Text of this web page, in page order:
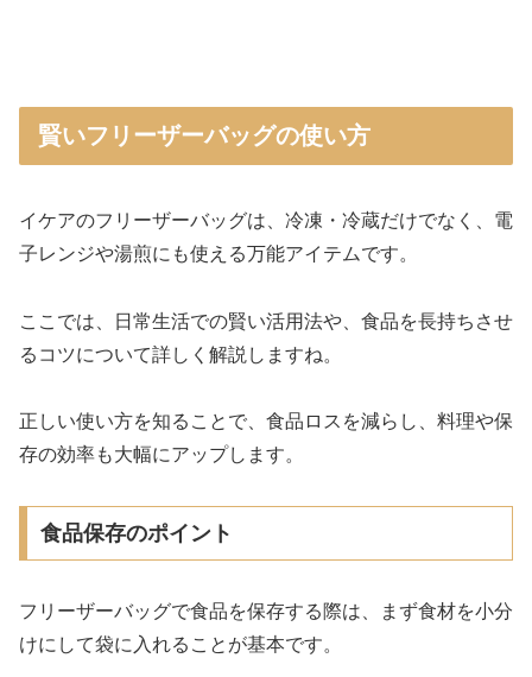
賢いフリーザーバッグの使い方
イケアのフリーザーバッグは、冷凍・冷蔵だけでなく、電
子レンジや湯煎にも使える万能アイテムです。
ここでは、日常生活での賢い活用法や、食品を長持ちさせ
るコツについて詳しく解説しますね。
正しい使い方を知ることで、食品ロスを減らし、料理や保
存の効率も大幅にアップします。
食品保存のポイント
フリーザーバッグで食品を保存する際は、まず食材を小分
けにして袋に入れることが基本です。